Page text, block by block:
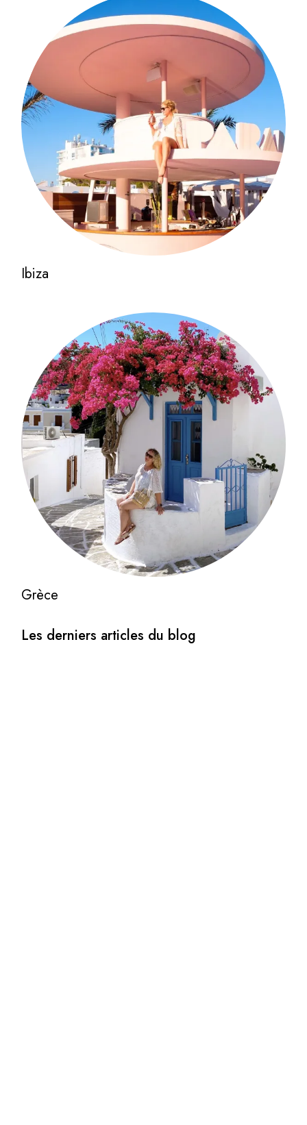
Ibiza
Grèce
Les derniers articles du blog